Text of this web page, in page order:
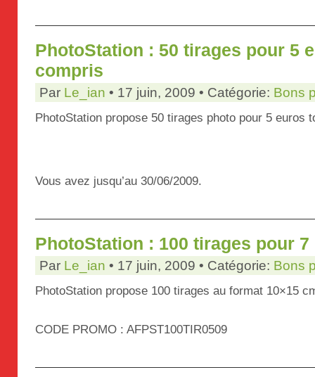
PhotoStation : 50 tirages pour 5
compris
Par Le_ian • 17 juin, 2009 • Catégorie: Bons
PhotoStation propose 50 tirages photo pour 5 euros
Vous avez jusqu’au 30/06/2009.
PhotoStation : 100 tirages pour 7
Par Le_ian • 17 juin, 2009 • Catégorie: Bons
PhotoStation propose 100 tirages au format 10×15
CODE PROMO : AFPST100TIR0509